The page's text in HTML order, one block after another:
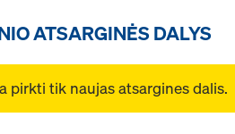
ATSARGINĖS DALYS
pirkti tik naujas atsargines dalis.